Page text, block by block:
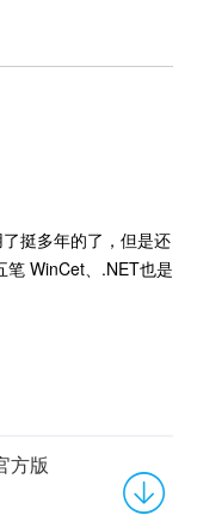
挺多年的了，但是还
笔 WinCet、.NET也是
方版